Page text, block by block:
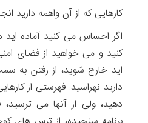
کارهایی که از آن واهمه دارید
اگر احساس می کنید آماده اید
کنید و می خواهید از فضای
اید خارج شوید، از رفتن به
دارید نهراسید. فهرستی از
دهید، ولی از آنها می